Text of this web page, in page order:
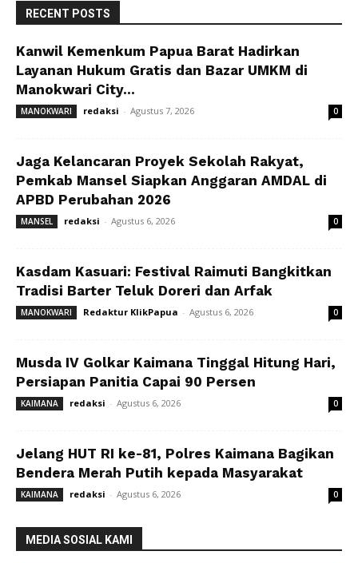
RECENT POSTS
Kanwil Kemenkum Papua Barat Hadirkan
Layanan Hukum Gratis dan Bazar UMKM di
Manokwari City...
MANOKWARI redaksi - Agustus 7, 2026 0
Jaga Kelancaran Proyek Sekolah Rakyat,
Pemkab Mansel Siapkan Anggaran AMDAL di
APBD Perubahan 2026
MANSEL redaksi - Agustus 6, 2026 0
Kasdam Kasuari: Festival Raimuti Bangkitkan
Tradisi Barter Teluk Doreri dan Arfak
MANOKWARI Redaktur KlikPapua - Agustus 6, 2026 0
Musda IV Golkar Kaimana Tinggal Hitung Hari,
Persiapan Panitia Capai 90 Persen
KAIMANA redaksi - Agustus 6, 2026 0
Jelang HUT RI ke-81, Polres Kaimana Bagikan
Bendera Merah Putih kepada Masyarakat
KAIMANA redaksi - Agustus 6, 2026 0
MEDIA SOSIAL KAMI